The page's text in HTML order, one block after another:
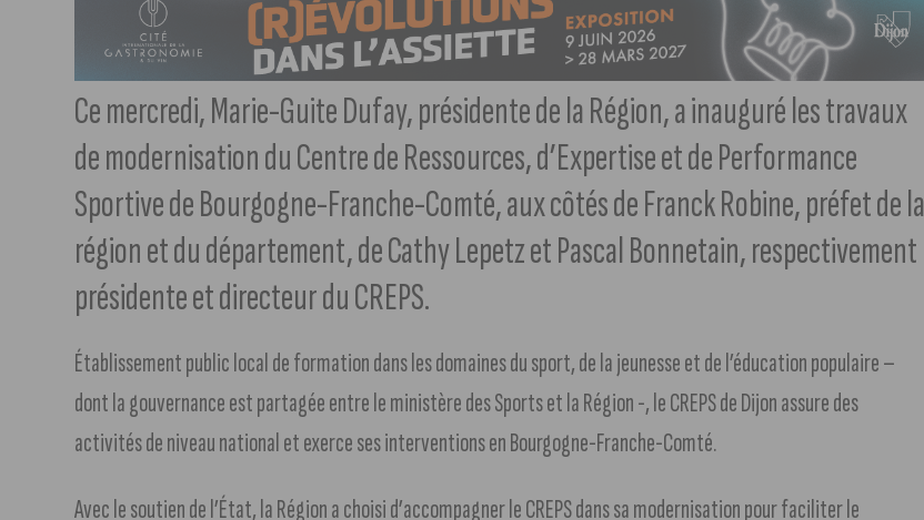
Ce mercredi, Marie-Guite Dufay, présidente de la Région, a inauguré les travaux
de modernisation du Centre de Ressources, d’Expertise et de Performance
Sportive de Bourgogne-Franche-Comté, aux côtés de Franck Robine, préfet de la
région et du département, de Cathy Lepetz et Pascal Bonnetain, respectivement
présidente et directeur du CREPS.
Établissement public local de formation dans les domaines du sport, de la jeunesse et de l’éducation populaire –
dont la gouvernance est partagée entre le ministère des Sports et la Région -, le CREPS de Dijon assure des
activités de niveau national et exerce ses interventions en Bourgogne-Franche-Comté.
Avec le soutien de l’État, la Région a choisi d’accompagner le CREPS dans sa modernisation pour faciliter le